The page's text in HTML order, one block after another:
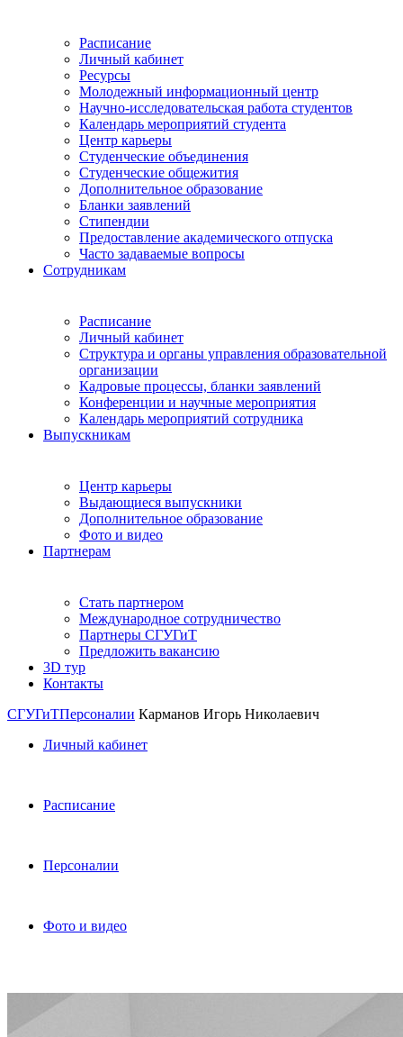
Расписание
Личный кабинет
Ресурсы
Молодежный информационный центр
Научно-исследовательская работа студентов
Календарь мероприятий студента
Центр карьеры
Студенческие объединения
Студенческие общежития
Дополнительное образование
Бланки заявлений
Стипендии
Предоставление академического отпуска
Часто задаваемые вопросы
Сотрудникам
Расписание
Личный кабинет
Структура и органы управления образовательной
организации
Кадровые процессы, бланки заявлений
Конференции и научные мероприятия
Календарь мероприятий сотрудника
Выпускникам
Центр карьеры
Выдающиеся выпускники
Дополнительное образование
Фото и видео
Партнерам
Стать партнером
Международное сотрудничество
Партнеры СГУГиТ
Предложить вакансию
3D тур
Контакты
СГУГиТПерсоналии Карманов Игорь Николаевич
Личный кабинет
Расписание
Персоналии
Фото и видео